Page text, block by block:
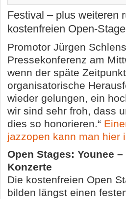
Festival – plus weiteren
kostenfreien Open-
Promotor Jürgen
Pressekonferenz am
wenn der späte
organisatorische
wieder gelungen, ein
wir sind sehr froh, dass
dies so honorieren.“
jazzopen kann man hier
Open Stages: Younee
Konzerte
Die kostenfreien Open
bilden längst einen